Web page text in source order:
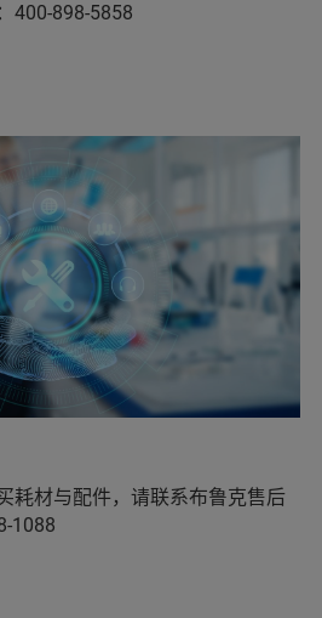
400-898-5858
耗材与配件，请联系布鲁克售后
1088